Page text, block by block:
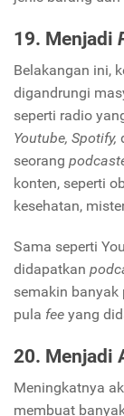
19. Menjadi
Belakangan ini,
digandrungi
seperti radio
Youtube, Spotify,
seorang
konten, seperti
kesehatan,
Sama seperti
didapatkan
semakin banyak
pula fee yang
20. Menjadi
Meningkatnya
membuat